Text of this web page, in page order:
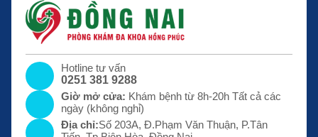
Hotline tư vấn
0251 381 9288
Giờ mở cửa: Khám bệnh từ 8h-20h Tất cả các
ngày (không nghỉ)
Địa chỉ:Số 203A, Đ.Phạm Văn Thuận, P.Tân